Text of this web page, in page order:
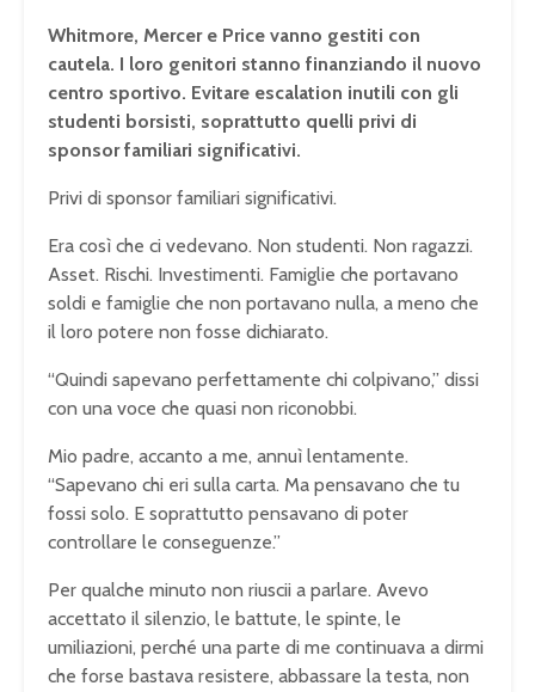
Whitmore, Mercer e Price vanno gestiti con
cautela. I loro genitori stanno finanziando il nuovo
centro sportivo. Evitare escalation inutili con gli
studenti borsisti, soprattutto quelli privi di
sponsor familiari significativi.
Privi di sponsor familiari significativi.
Era così che ci vedevano. Non studenti. Non ragazzi.
Asset. Rischi. Investimenti. Famiglie che portavano
soldi e famiglie che non portavano nulla, a meno che
il loro potere non fosse dichiarato.
“Quindi sapevano perfettamente chi colpivano,” dissi
con una voce che quasi non riconobbi.
Mio padre, accanto a me, annuì lentamente.
“Sapevano chi eri sulla carta. Ma pensavano che tu
fossi solo. E soprattutto pensavano di poter
controllare le conseguenze.”
Per qualche minuto non riuscii a parlare. Avevo
accettato il silenzio, le battute, le spinte, le
umiliazioni, perché una parte di me continuava a dirmi
che forse bastava resistere, abbassare la testa, non